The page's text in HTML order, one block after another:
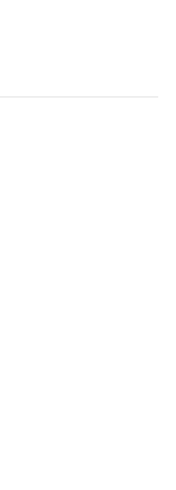
当人にマウント
達が多く